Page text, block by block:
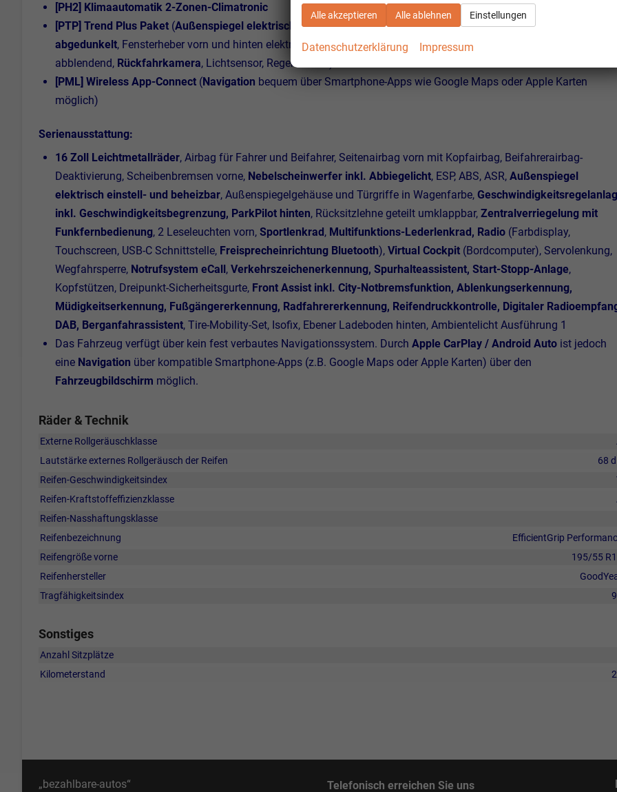
[PH2] Klimaautomatik 2-Zonen-Climatronic
[PTP] Trend Plus Paket (Außenspiegel elektrisch anklappbar, Vordersitze höhenverstellbar,Scheiben ab der B-
abgedunkelt, Fensterheber vorn und hinten elektrisch, 6 Lautsprecher, Sicherheitsinnenspiegel automatisch
abblendend, Rückfahrkamera, Lichtsensor, Regensensor)
[PML] Wireless App-Connect (Navigation bequem über Smartphone-Apps wie Google Maps oder Apple Karten
möglich)
Serienausstattung:
16 Zoll Leichtmetallräder, Airbag für Fahrer und Beifahrer, Seitenairbag vorn mit Kopfairbag, Beifahrerairbag-
Deaktivierung, Scheibenbremsen vorne, Nebelscheinwerfer inkl. Abbiegelicht, ESP, ABS, ASR, Außenspiegel
elektrisch einstell- und beheizbar, Außenspiegelgehäuse und Türgriffe in Wagenfarbe,
inkl. Geschwindigkeitsbegrenzung, ParkPilot hinten, Rücksitzlehne geteilt umklappbar, Zentralverriegelung mit
Funkfernbedienung, 2 Leseleuchten vorn, Sportlenkrad , Multifunktions-Lederlenkrad, Radio (Farbdisplay,
Touchscreen, USB-C Schnittstelle, Freisprecheinrichtung Bluetooth), Virtual Cockpit (Bordcomputer), Servolenkung,
Wegfahrsperre, Notrufsystem eCall , Verkehrszeichenerkennung, Spurhalteassistent, Start-Stopp-Anlage,
Kopfstützen, Dreipunkt-Sicherheitsgurte, Front Assist inkl. City-Notbremsfunktion, Ablenkungserkennung,
Müdigkeitserkennung, Fußgängererkennung, Radfahrererkennung, Reifendruckkontrolle, Digitaler
DAB, Berganfahrassistent, Tire-Mobility-Set, Isofix, Ebener Ladeboden hinten, Ambientelicht Ausführung 1
Das Fahrzeug verfügt über kein fest verbautes Navigationssystem. Durch Apple CarPlay / Android Auto ist jedoch
eine Navigation über kompatible Smartphone-Apps (z.B. Google Maps oder Apple Karten) über den
Fahrzeugbildschirm möglich.
Räder & Technik
Externe Rollgeräuschklasse
Lautstärke externes Rollgeräusch der Reifen
68
Reifen-Geschwindigkeitsindex
Reifen-Kraftstoffeffizienzklasse
Reifen-Nasshaftungsklasse
Reifenbezeichnung
EfficientGrip
Reifengröße vorne
195/55
Reifenhersteller
Tragfähigkeitsindex
Sonstiges
Anzahl Sitzplätze
Kilometerstand
„bezahlbare-autos“ Telefonisch erreichen Sie uns
Alle akzeptieren Alle ablehnen Einstellungen
Datenschutzerklärung Impressum